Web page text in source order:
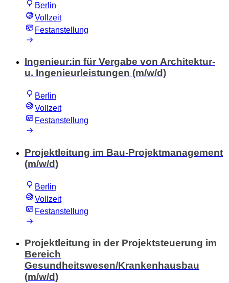
Berlin
Vollzeit
Festanstellung
Ingenieur:in für Vergabe von Architektur-
u. Ingenieurleistungen (m/w/d)
Berlin
Vollzeit
Festanstellung
Projektleitung im Bau-Projektmanagement
(m/w/d)
Berlin
Vollzeit
Festanstellung
Projektleitung in der Projektsteuerung im
Bereich
Gesundheitswesen/Krankenhausbau
(m/w/d)